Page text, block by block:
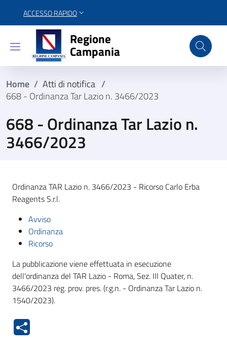
ACCESSO RAPIDO
Regione Campania
Regione
Campania
Home / Atti di notifica /
668 - Ordinanza Tar Lazio n. 3466/2023
668 - Ordinanza Tar Lazio n.
3466/2023
Ordinanza TAR Lazio n. 3466/2023 - Ricorso Carlo Erba
Reagents S.r.l.
Avviso
Ordinanza
Ricorso
La pubblicazione viene effettuata in esecuzione
dell'ordinanza del TAR Lazio - Roma, Sez. III Quater, n.
3466/2023 reg. prov. pres. (r.g.n. - Ordinanza Tar Lazio n.
1540/2023).